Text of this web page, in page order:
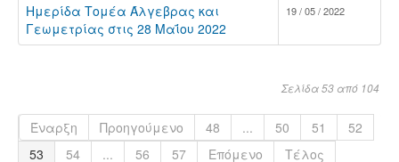
Ημερίδα Τομέα Άλγεβρας και
Γεωμετρίας στις 28 Μαΐου 2022
19 / 05 / 2022
Σελίδα 53 από 104
Έναρξη Προηγούμενο 48 ... 50 51
52
53
54 ... 56 57 Επόμενο Τέλος